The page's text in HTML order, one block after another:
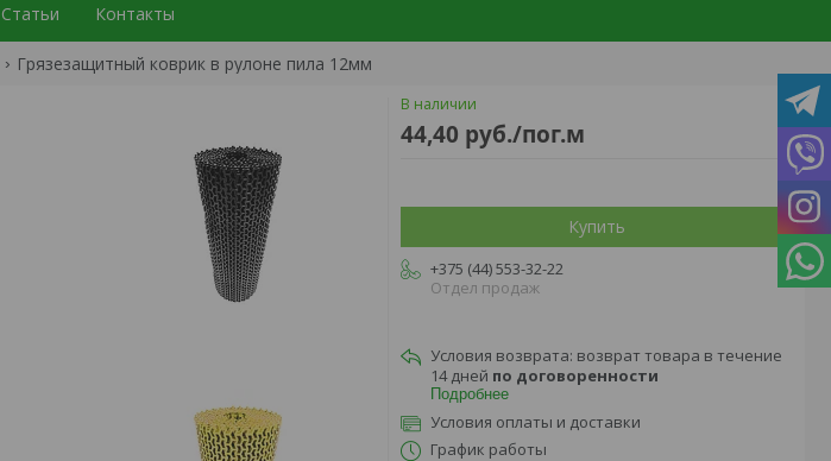
Статьи Контакты
Грязезащитный коврик в рулоне пила 12мм
В наличии
44,40 руб./пог.м
Купить
+375 (44) 553-32-22
Отдел продаж
возврат товара в течение
14 дней по договоренности
Подробнее
Условия оплаты и доставки
График работы